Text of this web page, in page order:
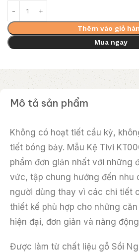
Thêm vào giỏ
Mua ngay
Mô tả sản phẩm
Không có hoạt tiết cầu kỳ,
tiết bóng bảy. Mẫu Kệ Tivi
phẩm đơn giản nhất với những
vức, tập chung hướng đến nhu
người dùng thay vì các chi tiết
thiết kế phù hợp cho những
hiện đại, đơn giản và năng
Được làm từ chất liệu gỗ Sồi